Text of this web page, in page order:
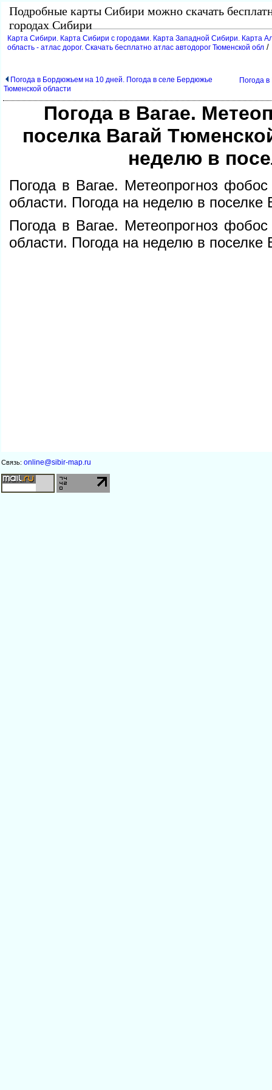
Подробные карты Сибири можно скачать
ородах Сибири
Карта Сибири. Карта Сибири с городами. Карта Западной Сибири. Карта
область - атлас дорог. Скачать бесплатно атлас автодорог Тюменской обл /
Погода в Бордюжьем на 10 дней. Погода в селе Бердюжье
Тюменской области
Погода
Погода в Вагае.
поселка Вагай
неделю в
Погода в Вагае. Метеопрогноз
области. Погода на неделю в поселке
Погода в Вагае. Метеопрогноз
области. Погода на неделю в поселке
Связь: online@sibir-map.ru